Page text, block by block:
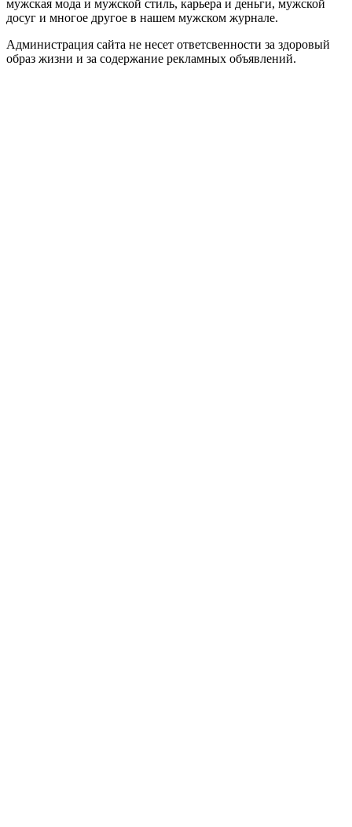
мужская мода и мужской стиль, карьера и деньги, мужской
досуг и многое другое в нашем мужском журнале.
Администрация сайта не несет ответсвенности за здоровый
образ жизни и за содержание рекламных объявлений.